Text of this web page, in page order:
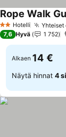
2 Tähtiluokitus
Hotelli Yhteiset
Rope Walk
7,6 Hyvä 1 752
Alkaen 14 €
Näytä hinnat 4